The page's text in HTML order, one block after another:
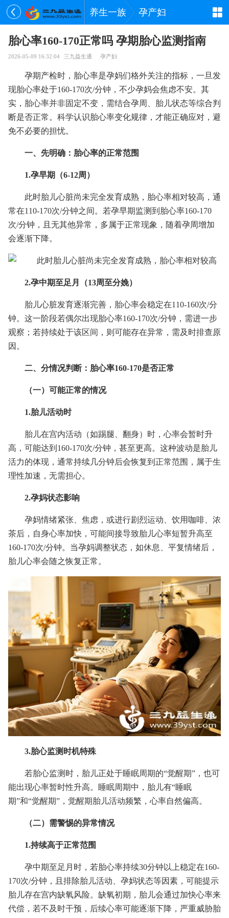
养生一族 孕产妇
胎心率160-170正常吗 孕期胎心监测指南
2026-05-09 16:32:04 三九益生通 孕产妇
孕期产检时，胎心率是孕妈们格外关注的指标，一旦发
现胎心率处于160-170次/分钟，不少孕妈会焦虑不安。其
实，胎心率并非固定不变，需结合孕周、胎儿状态等综合判
断是否正常。科学认识胎心率变化规律，才能正确应对，避
免不必要的担忧。
一、先明确：胎心率的正常范围
1.孕早期（6-12周）
此时胎儿心脏尚未完全发育成熟，胎心率相对较高，通
常在110-170次/分钟之间。若孕早期监测到胎心率160-170
次/分钟，且无其他异常，多属于正常现象，随着孕周增加
会逐渐下降。
2.孕中期至足月（13周至分娩）
胎儿心脏发育逐渐完善，胎心率会稳定在110-160次/分
钟。这一阶段若偶尔出现胎心率160-170次/分钟，需进一步
观察；若持续处于该区间，则可能存在异常，需及时排查原
因。
二、分情况判断：胎心率160-170是否正常
（一）可能正常的情况
1.胎儿活动时
胎儿在宫内活动（如踢腿、翻身）时，心率会暂时升
高，可能达到160-170次/分钟，甚至更高。这种波动是胎儿
活力的体现，通常持续几分钟后会恢复到正常范围，属于生
理性加速，无需担心。
2.孕妈状态影响
孕妈情绪紧张、焦虑，或进行剧烈运动、饮用咖啡、浓
茶后，自身心率加快，可能间接导致胎儿心率短暂升高至
160-170次/分钟。当孕妈调整状态，如休息、平复情绪后，
胎儿心率会随之恢复正常。
3.胎心监测时机特殊
若胎心监测时，胎儿正处于睡眠周期的“觉醒期”，也可
能出现心率暂时性升高。睡眠周期中，胎儿有“睡眠
期”和“觉醒期”，觉醒期胎儿活动频繁，心率自然偏高。
（二）需警惕的异常情况
1.持续高于正常范围
孕中期至足月时，若胎心率持续30分钟以上稳定在160-
170次/分钟，且排除胎儿活动、孕妈状态等因素，可能提示
胎儿存在宫内缺氧风险。缺氧初期，胎儿会通过加快心率来
代偿，若不及时干预，后续心率可能逐渐下降，严重威胁胎